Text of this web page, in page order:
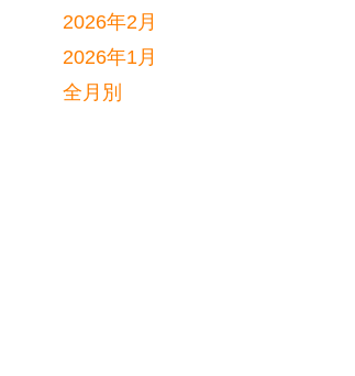
2026年2月
2026年1月
全月別